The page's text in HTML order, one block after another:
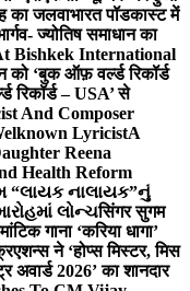
का जलवाभारत पॉडकास्ट में
ज्योतिष समाधान का
Bishkek International
को ‘बुक ऑफ़ वर्ल्ड रिकॉर्ड
रिकॉर्ड – USA’ से
And Composer
LyricistA
Reena
Health Reform
“લાયક નાલાયક”નું
લોન્ચसिंगर सुगम
गाना ‘करिया धागा’
ने ‘होप्स मिस्टर, मिस
अवार्ड 2026’ का शानदार